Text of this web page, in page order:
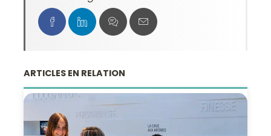
ARTICLES EN RELATION